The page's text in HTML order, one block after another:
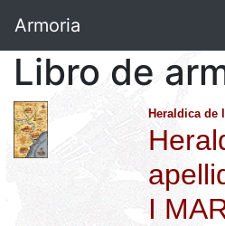
Armoria
Libro de
Heraldica de
I